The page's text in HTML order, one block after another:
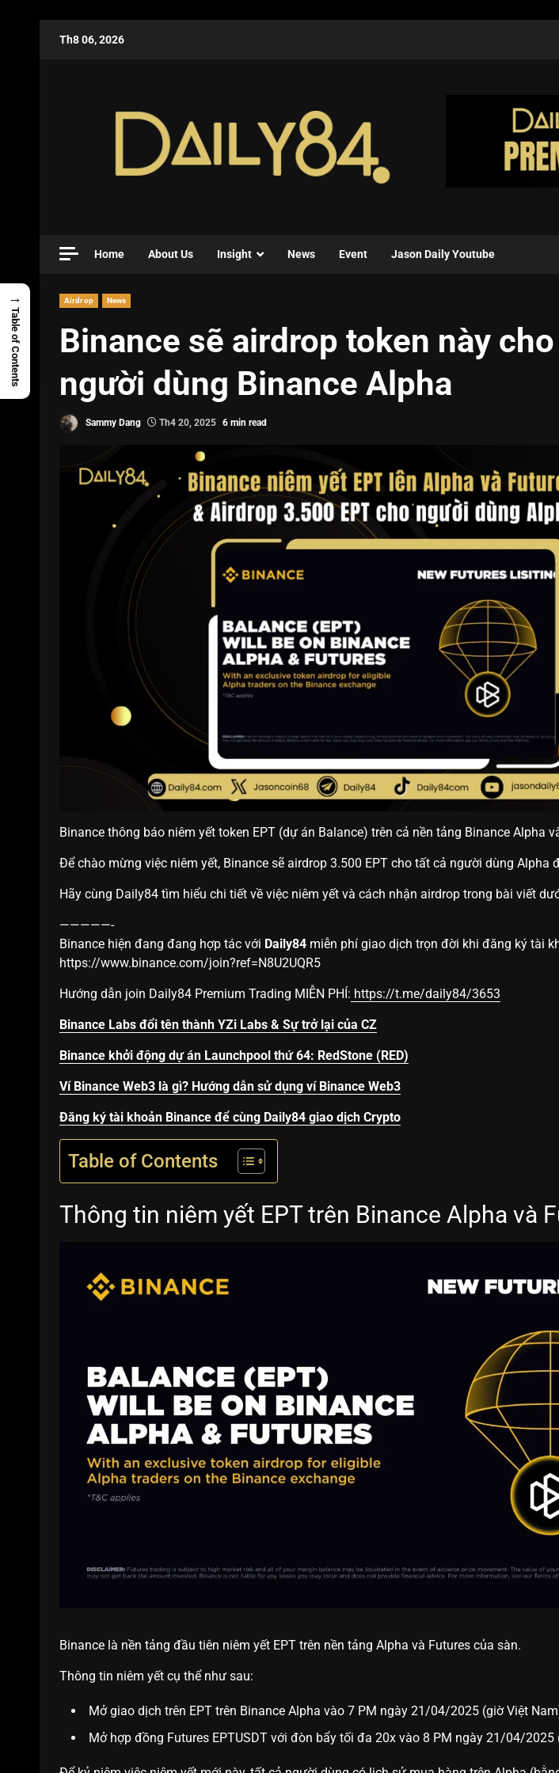
Th8 06, 2026
Home About Us Insight News Event Jason Daily Youtube
Airdrop News
Binance sẽ airdrop token này
người dùng Binance Alpha
Sammy Dang Th4 20, 2025 6 min read
Binance thông báo niêm yết token EPT (dự án Balance) trên cả nền tảng Binance Alpha
Để chào mừng việc niêm yết, Binance sẽ airdrop 3.500 EPT cho tất cả người dùng Alpha
Hãy cùng Daily84 tìm hiểu chi tiết về việc niêm yết và cách nhận airdrop trong bài viết
—————-
Binance hiện đang đang hợp tác với Daily84 miễn phí giao dịch trọn đời khi đăng ký tài
https://www.binance.com/join?ref=N8U2UQR5
Hướng dẫn join Daily84 Premium Trading MIỄN PHÍ: https://t.me/daily84/3653
Binance Labs đổi tên thành YZi Labs & Sự trở lại của CZ
Binance khởi động dự án Launchpool thứ 64: RedStone (RED)
Ví Binance Web3 là gì? Hướng dẫn sử dụng ví Binance Web3
Đăng ký tài khoản Binance để cùng Daily84 giao dịch Crypto
Table of Contents
Thông tin niêm yết EPT trên Binance Alpha và
Binance là nền tảng đầu tiên niêm yết EPT trên nền tảng Alpha và Futures của sàn.
Thông tin niêm yết cụ thể như sau:
Mở giao dịch trên EPT trên Binance Alpha vào 7 PM ngày 21/04/2025 (giờ Việt
Mở hợp đồng Futures EPTUSDT với đòn bẩy tối đa 20x vào 8 PM ngày 21/04/2025
→
Table of Contents